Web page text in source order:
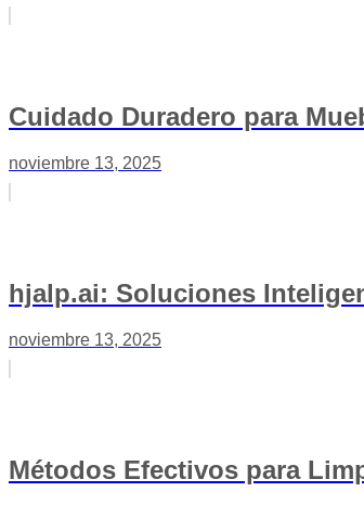
Cuidado Duradero para
noviembre 13, 2025
hjalp.ai: Soluciones
noviembre 13, 2025
Métodos Efectivos para